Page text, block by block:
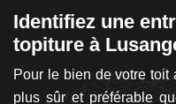
Identifiez une
topiture à
Pour le bien de votre
plus sûr et préférable